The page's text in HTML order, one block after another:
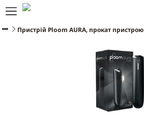
Що таке Ploom AURA?
Каталог
Програма Смарт Апгрейд
Служба підтримки Ploom
Прокат пристрою Ploom AURA
Пристрій Ploom AURA, прокат пристрою